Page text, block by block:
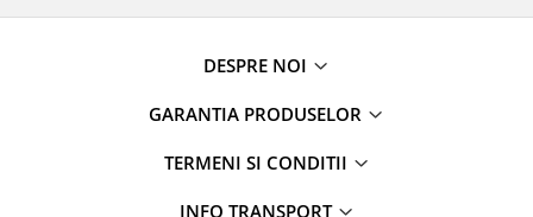
DESPRE NOI
GARANTIA PRODUSELOR
TERMENI SI CONDITII
INFO TRANSPORT